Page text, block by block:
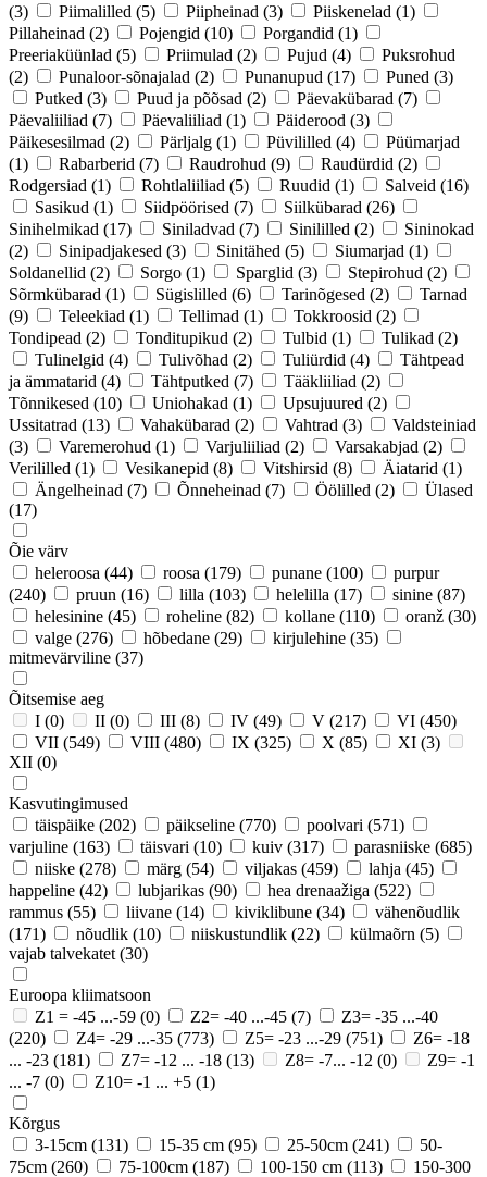
(3)
Piimalilled (5) Piipheinad (3) Piiskenelad (1)
Pillaheinad (2) Pojengid (10) Porgandid (1)
Preeriaküünlad (5) Priimulad (2) Pujud (4)
Puksrohud
(2)
Punaloor-sõnajalad (2) Punanupud (17) Puned (3)
Putked (3) Puud ja põõsad (2) Päevakübarad (7)
Päevaliiliad (7) Päevaliiliad (1) Päiderood (3)
Päikesesilmad (2) Pärljalg (1) Püvililled (4)
Püümarjad
(1)
Rabarberid (7) Raudrohud (9) Raudürdid (2)
Rodgersiad (1) Rohtlaliiliad (5) Ruudid (1) Salveid (16)
Sasikud (1) Siidpöörised (7) Siilkübarad (26)
Sinihelmikad (17) Siniladvad (7) Sinililled (2)
Sininokad
(2)
Sinipadjakesed (3) Sinitähed (5) Siumarjad (1)
Soldanellid (2) Sorgo (1) Sparglid (3) Stepirohud (2)
Sõrmkübarad (1) Sügislilled (6) Tarinõgesed (2)
Tarnad
(9)
Teleekiad (1) Tellimad (1) Tokkroosid (2)
Tondipead (2) Tonditupikud (2) Tulbid (1) Tulikad (2)
Tulinelgid (4) Tulivõhad (2) Tuliürdid (4)
Tähtpead
ja ämmatarid (4) Tähtputked (7) Tääkliiliad (2)
Tõnnikesed (10) Uniohakad (1) Upsujuured (2)
Ussitatrad (13) Vahakübarad (2) Vahtrad (3)
Valdsteiniad
(3)
Varemerohud (1) Varjuliiliad (2) Varsakabjad (2)
Verililled (1) Vesikanepid (8) Vitshirsid (8) Äiatarid (1)
Ängelheinad (7) Õnneheinad (7) Öölilled (2)
Ülased
(17)
Õie värv
heleroosa (44) roosa (179) punane (100)
purpur
(240)
pruun (16) lilla (103) helelilla (17) sinine (87)
helesinine (45) roheline (82) kollane (110) oranž (30)
valge (276) hõbedane (29) kirjulehine (35)
mitmevärviline (37)
Õitsemise aeg
I (0) II (0) III (8) IV (49) V (217) VI (450)
VII (549) VIII (480) IX (325) X (85) XI (3)
XII (0)
Kasvutingimused
täispäike (202) päikseline (770) poolvari (571)
varjuline (163) täisvari (10) kuiv (317) parasniiske (685)
niiske (278) märg (54) viljakas (459) lahja (45)
happeline (42) lubjarikas (90) hea drenaažiga (522)
rammus (55) liivane (14) kiviklibune (34)
vähenõudlik
(171)
nõudlik (10) niiskustundlik (22) külmaõrn (5)
vajab talvekatet (30)
Euroopa kliimatsoon
Z1 = -45 ...-59 (0) Z2= -40 ...-45 (7)
Z3= -35 ...-40
(220)
Z4= -29 ...-35 (773) Z5= -23 ...-29 (751)
Z6= -18
... -23 (181) Z7= -12 ... -18 (13) Z8= -7... -12 (0)
Z9= -1
... -7 (0) Z10= -1 ... +5 (1)
Kõrgus
3-15cm (131) 15-35 cm (95) 25-50cm (241)
50-
75cm (260) 75-100cm (187) 100-150 cm (113)
150-300